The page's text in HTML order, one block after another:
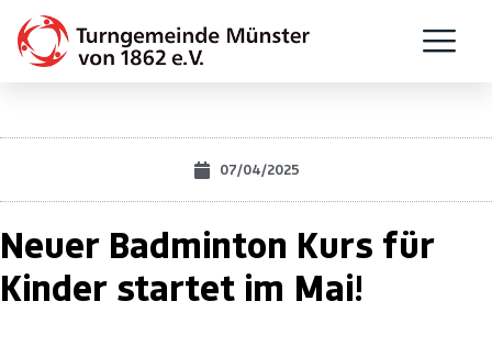
07/04/2025
Neuer Badminton Kurs für
Kinder startet im Mai!